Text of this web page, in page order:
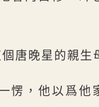
唐晚星的親生
愣，他以爲他